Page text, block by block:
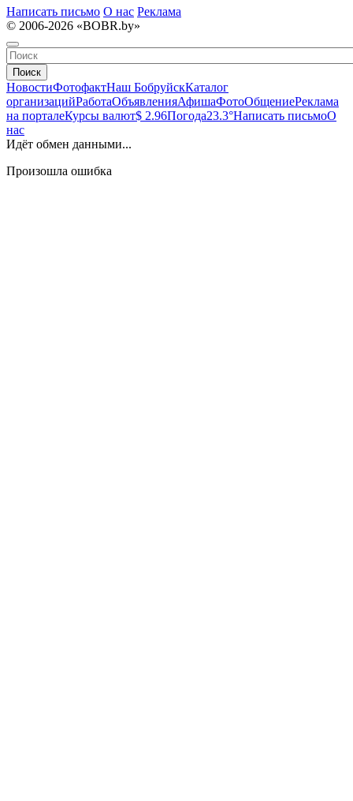
Написать письмо О нас Реклама
© 2006-2026 «BOBR.by»
Поиск
НовостиФотофактНаш БобруйскКаталог
организацийРаботаОбъявленияАфишаФотоОбщениеРеклама
на порталеКурсы валют$ 2.96Погода23.3°Написать письмоО
нас
Идёт обмен данными...
Произошла ошибка